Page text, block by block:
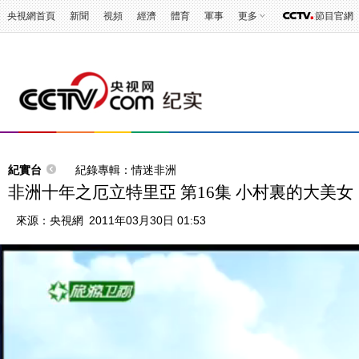
央視網首頁 新聞 視頻 經濟 體育 軍事 更多 節目官網
紀實台 紀錄專輯：情迷非洲
非洲十年之厄立特里亞 第16集 小村裏的大美女
來源： 央視網 2011年03月30日 01:53